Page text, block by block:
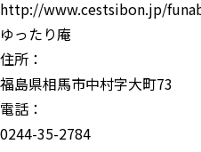
http://www.cestsibon.jp/
ゆったり庵
住所：
福島県相馬市中村字大町73
電話：
0244-35-2784